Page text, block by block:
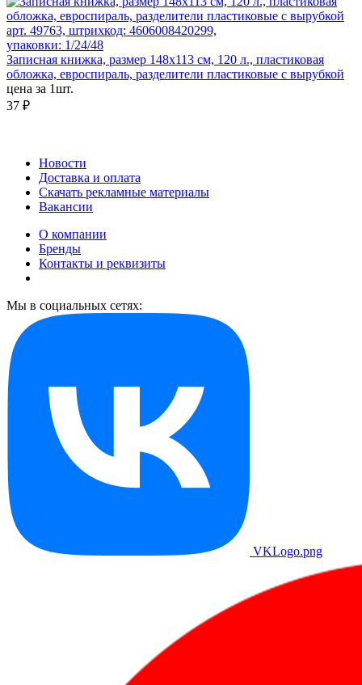
арт. 49763, штрихкод: 4606008420299,
упаковки: 1/24/48
Записная книжка, размер 148х113 см, 120 л., пластиковая
обложка, евроспираль, разделители пластиковые с вырубкой
цена за 1шт.
37 ₽
Новости
Доставка и оплата
Скачать рекламные материалы
Вакансии
О компании
Бренды
Контакты и реквизиты
Мы в социальных сетях:
VKLogo.png